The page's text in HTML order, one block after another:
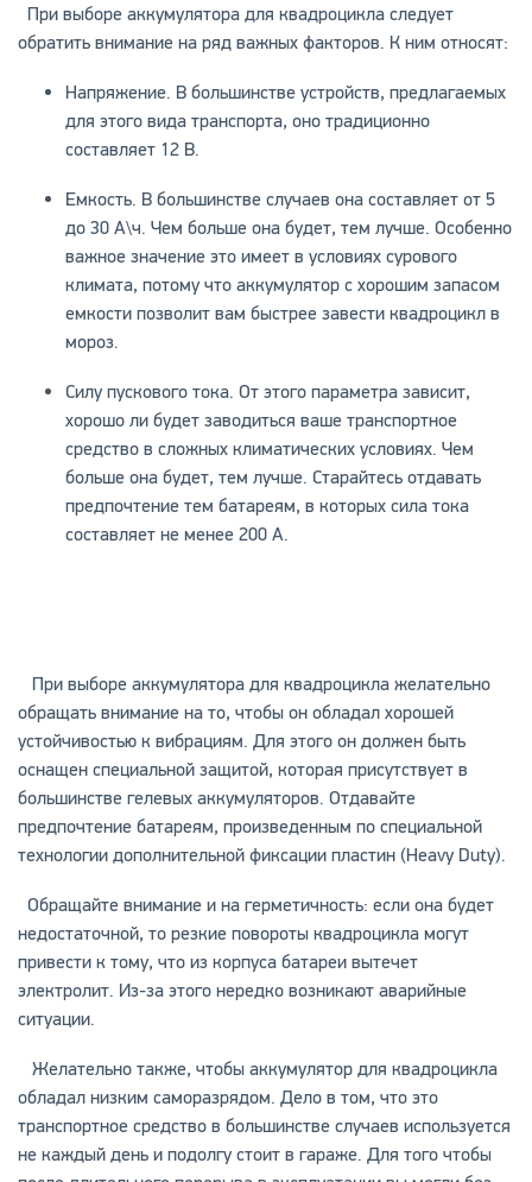
При выборе аккумулятора для квадроцикла следует
обратить внимание на ряд важных факторов. К ним относят:
Напряжение. В большинстве устройств, предлагаемых
для этого вида транспорта, оно традиционно
составляет 12 В.
Емкость. В большинстве случаев она составляет от 5
до 30 А\ч. Чем больше она будет, тем лучше. Особенно
важное значение это имеет в условиях сурового
климата, потому что аккумулятор с хорошим запасом
емкости позволит вам быстрее завести квадроцикл в
мороз.
Силу пускового тока. От этого параметра зависит,
хорошо ли будет заводиться ваше транспортное
средство в сложных климатических условиях. Чем
больше она будет, тем лучше. Старайтесь отдавать
предпочтение тем батареям, в которых сила тока
составляет не менее 200 А.
При выборе аккумулятора для квадроцикла желательно
обращать внимание на то, чтобы он обладал хорошей
устойчивостью к вибрациям. Для этого он должен быть
оснащен специальной защитой, которая присутствует в
большинстве гелевых аккумуляторов. Отдавайте
предпочтение батареям, произведенным по специальной
технологии дополнительной фиксации пластин (Heavy Duty).
Обращайте внимание и на герметичность: если она будет
недостаточной, то резкие повороты квадроцикла могут
привести к тому, что из корпуса батареи вытечет
электролит. Из-за этого нередко возникают аварийные
ситуации.
Желательно также, чтобы аккумулятор для квадроцикла
обладал низким саморазрядом. Дело в том, что это
транспортное средство в большинстве случаев используется
не каждый день и подолгу стоит в гараже. Для того чтобы